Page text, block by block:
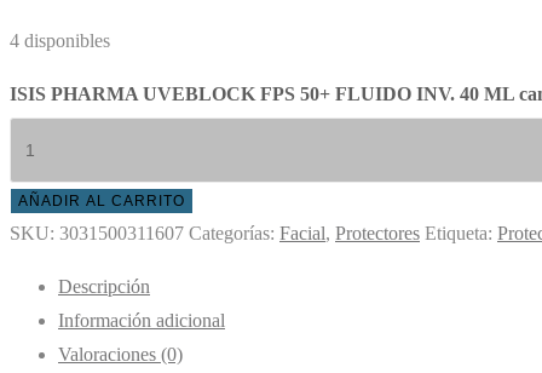
4 disponibles
ISIS PHARMA UVEBLOCK FPS 50+ FLUIDO INV. 40 ML
AÑADIR AL CARRITO
SKU: 3031500311607 Categorías: Facial, Protectores Etiqueta:
Descripción
Información adicional
Valoraciones (0)